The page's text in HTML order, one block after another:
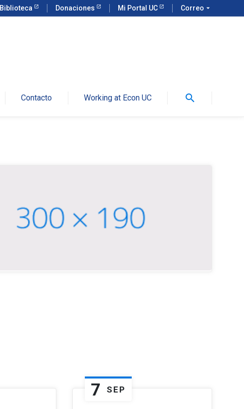
Biblioteca Donaciones Mi Portal UC Correo arrow_drop_down
Contacto Working at Econ UC search
7 SEP